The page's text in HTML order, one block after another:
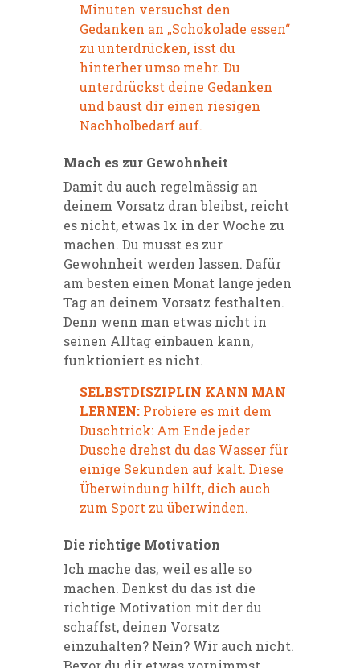
Minuten versuchst den
Gedanken an „Schokolade essen“
zu unterdrücken, isst du
hinterher umso mehr. Du
unterdrückst deine Gedanken
und baust dir einen riesigen
Nachholbedarf auf.
Mach es zur Gewohnheit
Damit du auch regelmässig an
deinem Vorsatz dran bleibst, reicht
es nicht, etwas 1x in der Woche zu
machen. Du musst es zur
Gewohnheit werden lassen. Dafür
am besten einen Monat lange jeden
Tag an deinem Vorsatz festhalten.
Denn wenn man etwas nicht in
seinen Alltag einbauen kann,
funktioniert es nicht.
SELBSTDISZIPLIN KANN MAN
LERNEN: Probiere es mit dem
Duschtrick: Am Ende jeder
Dusche drehst du das Wasser für
einige Sekunden auf kalt. Diese
Überwindung hilft, dich auch
zum Sport zu überwinden.
Die richtige Motivation
Ich mache das, weil es alle so
machen. Denkst du das ist die
richtige Motivation mit der du
schaffst, deinen Vorsatz
einzuhalten? Nein? Wir auch nicht.